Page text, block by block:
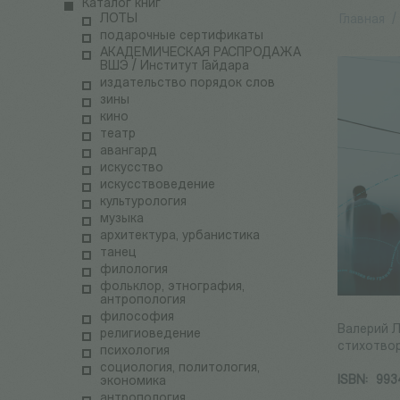
Каталог книг
ЛОТЫ
подарочные сертификаты
АКАДЕМИЧЕСКАЯ РАСПРОДАЖА
ВШЭ / Институт Гайдара
издательство порядок слов
зины
кино
театр
авангард
искусство
искусствоведение
культурология
музыка
архитектура, урбанистика
танец
филология
фольклор, этнография,
антропология
философия
религиоведение
психология
социология, политология,
экономика
Валерий
ISBN: